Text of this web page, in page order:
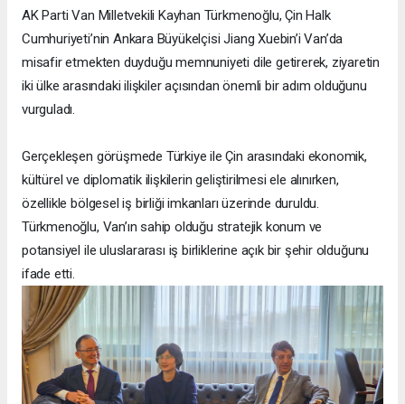
AK Parti Van Milletvekili Kayhan Türkmenoğlu, Çin Halk
Cumhuriyeti’nin Ankara Büyükelçisi Jiang Xuebin’i Van’da
misafir etmekten duyduğu memnuniyeti dile getirerek, ziyaretin
iki ülke arasındaki ilişkiler açısından önemli bir adım olduğunu
vurguladı.
Gerçekleşen görüşmede Türkiye ile Çin arasındaki ekonomik,
kültürel ve diplomatik ilişkilerin geliştirilmesi ele alınırken,
özellikle bölgesel iş birliği imkanları üzerinde duruldu.
Türkmenoğlu, Van’ın sahip olduğu stratejik konum ve
potansiyel ile uluslararası iş birliklerine açık bir şehir olduğunu
ifade etti.